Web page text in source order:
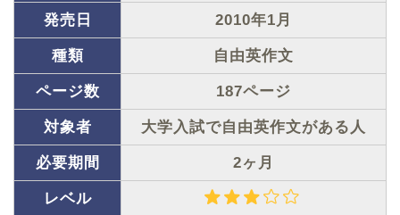
発売日 2010年1月
種類 自由英作文
ページ数 187ページ
対象者 大学入試で自由英作文がある人
必要期間 2ヶ月
レベル